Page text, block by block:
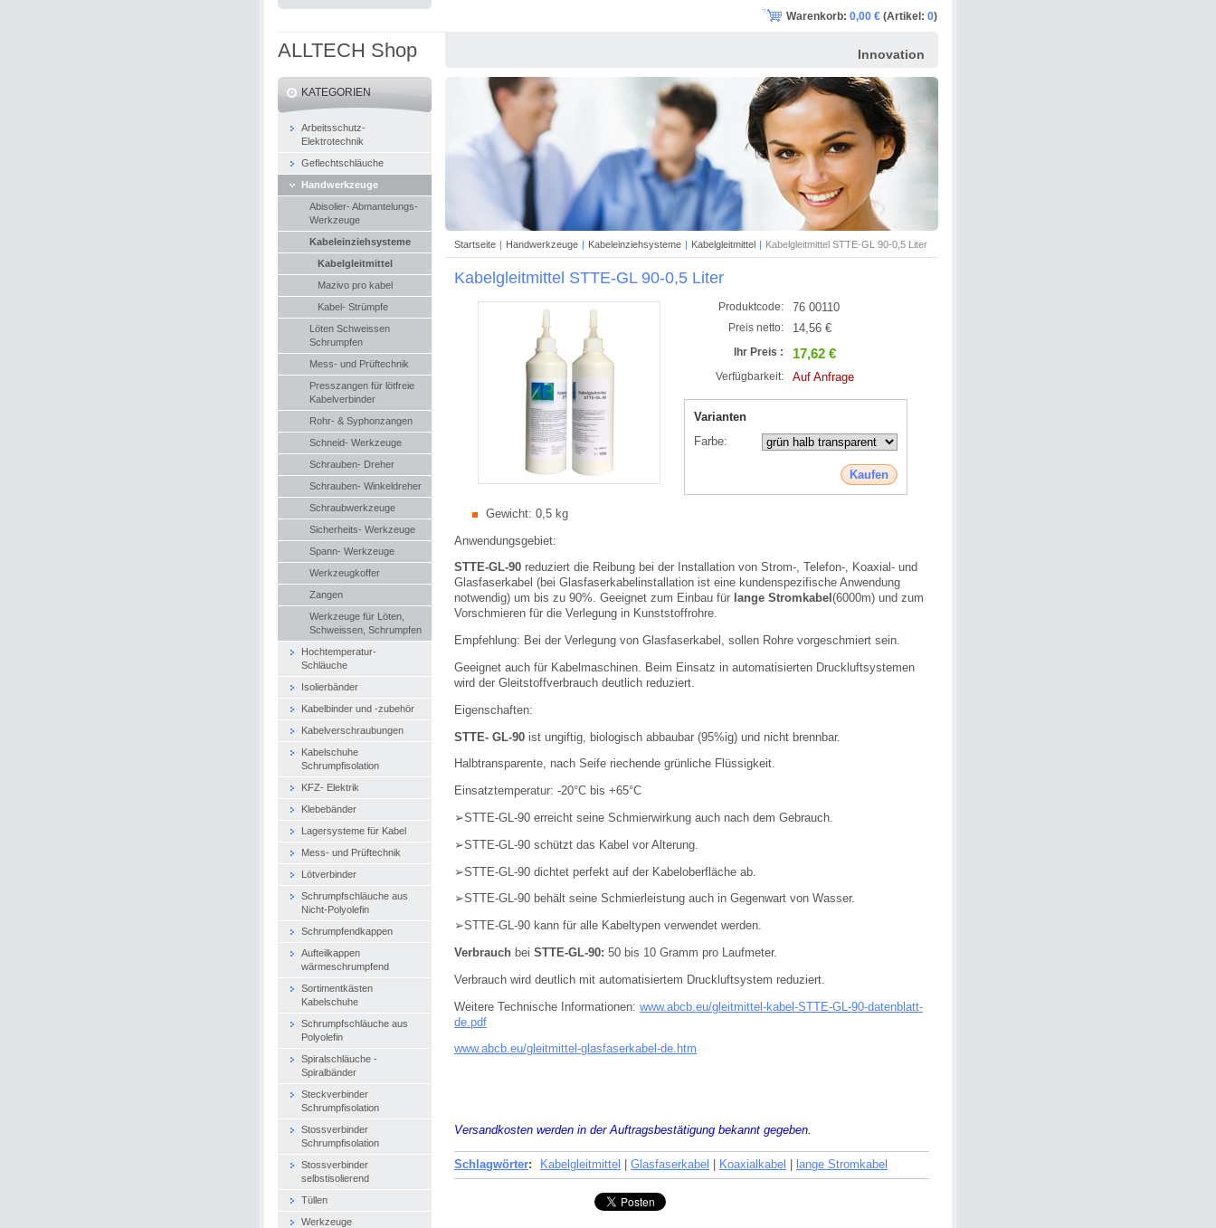
ALLTECH Shop Innovation
Startseite | Handwerkzeuge | Kabeleinziehsysteme | Kabelgleitmittel | Kabelgleitmittel STTE-GL 90-0,5 Liter
Kabelgleitmittel STTE-GL 90-0,5 Liter
Gewicht: 0,5 kg
Produktcode: 76 00110
Preis netto: 14,56 €
Ihr Preis : 17,62 €
Verfügbarkeit: Auf Anfrage
Varianten
Farbe:
Kaufen
Anwendungsgebiet:
STTE-GL-90 reduziert die Reibung bei der Installation von Strom-, Telefon-, Koaxial- und
Glasfaserkabel (bei Glasfaserkabelinstallation ist eine kundenspezifische Anwendung
notwendig) um bis zu 90%. Geeignet zum Einbau für lange Stromkabel (6000m) und zum
Vorschmieren für die Verlegung in Kunststoffrohre.
Empfehlung: Bei der Verlegung von Glasfaserkabel, sollen Rohre vorgeschmiert sein.
Geeignet auch für Kabelmaschinen. Beim Einsatz in automatisierten Druckluftsystemen
wird der Gleitstoffverbrauch deutlich reduziert.
Eigenschaften:
STTE- GL-90 ist ungiftig, biologisch abbaubar (95%ig) und nicht brennbar.
Halbtransparente, nach Seife riechende grünliche Flüssigkeit.
Einsatztemperatur: -20°C bis +65°C
➢STTE-GL-90 erreicht seine Schmierwirkung auch nach dem Gebrauch.
➢STTE-GL-90 schützt das Kabel vor Alterung.
➢STTE-GL-90 dichtet perfekt auf der Kabeloberfläche ab.
➢STTE-GL-90 behält seine Schmierleistung auch in Gegenwart von Wasser.
➢STTE-GL-90 kann für alle Kabeltypen verwendet werden.
Verbrauch bei STTE-GL-90: 50 bis 10 Gramm pro Laufmeter.
Verbrauch wird deutlich mit automatisiertem Druckluftsystem reduziert.
Weitere Technische Informationen: www.abcb.eu/gleitmittel-kabel-STTE-GL-90-datenblatt-
de.pdf
www.abcb.eu/gleitmittel-glasfaserkabel-de.htm
Versandkosten werden in der Auftragsbestätigung bekannt gegeben.
Schlagwörter: Kabelgleitmittel Glasfaserkabel Koaxialkabel lange Stromkabel
KATEGORIEN
Arbeitsschutz-
Elektrotechnik
Geflechtschläuche
Handwerkzeuge
Abisolier- Abmantelungs-
Werkzeuge
Kabeleinziehsysteme
Kabelgleitmittel
Mazivo pro kabel
Kabel- Strümpfe
Löten Schweissen
Schrumpfen
Mess- und Prüftechnik
Presszangen für lötfreie
Kabelverbinder
Rohr- & Syphonzangen
Schneid- Werkzeuge
Schrauben- Dreher
Schrauben- Winkeldreher
Schraubwerkzeuge
Sicherheits- Werkzeuge
Spann- Werkzeuge
Werkzeugkoffer
Zangen
Werkzeuge für Löten,
Schweissen, Schrumpfen
Hochtemperatur-
Schläuche
Isolierbänder
Kabelbinder und -zubehör
Kabelverschraubungen
Kabelschuhe
Schrumpfisolation
KFZ- Elektrik
Klebebänder
Lagersysteme für Kabel
Mess- und Prüftechnik
Lötverbinder
Schrumpfschläuche aus
Nicht-Polyolefin
Schrumpfendkappen
Aufteilkappen
wärmeschrumpfend
Sortimentkästen
Kabelschuhe
Schrumpfschläuche aus
Polyolefin
Spiralschläuche -
Spiralbänder
Steckverbinder
Schrumpfisolation
Stossverbinder
Schrumpfisolation
Stossverbinder
selbstisolierend
Tüllen
Werkzeuge
Warenkorb: 0,00 € (Artikel: 0)